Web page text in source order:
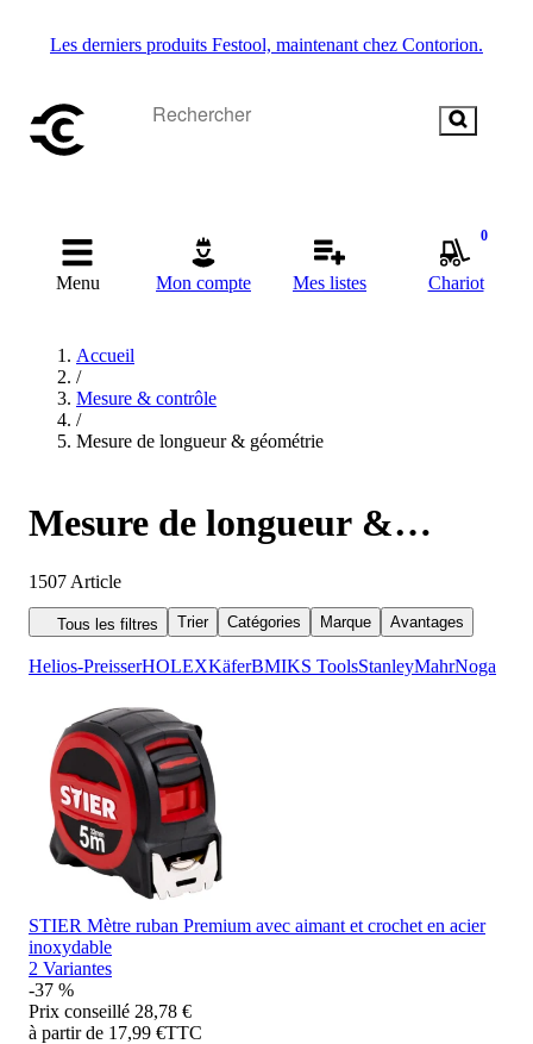
Les derniers produits Festool, maintenant chez Contorion.
Menu Mon compte Mes listes
0
Chariot
Accueil
/
Mesure & contrôle
/
Mesure de longueur & géométrie
Mesure de longueur &
géométrie
1507 Article
Tous les filtres Trier Catégories Marque Avantages
Helios-PreisserHOLEXKäferBMIKS ToolsStanleyMahrNoga
STIER Mètre ruban Premium avec aimant et crochet en acier
inoxydable
2 Variantes
-37 %
Prix conseillé 28,78 €
à partir de 17,99 €TTC